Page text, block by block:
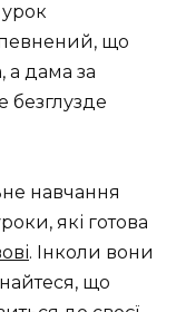
урок
що
а дама за
безглузде
навчання
які готова
. Інколи вони
що